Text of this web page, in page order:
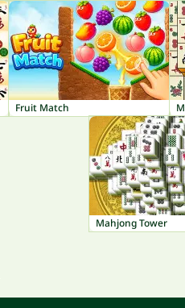
Fruit Match
Mahjong Tower